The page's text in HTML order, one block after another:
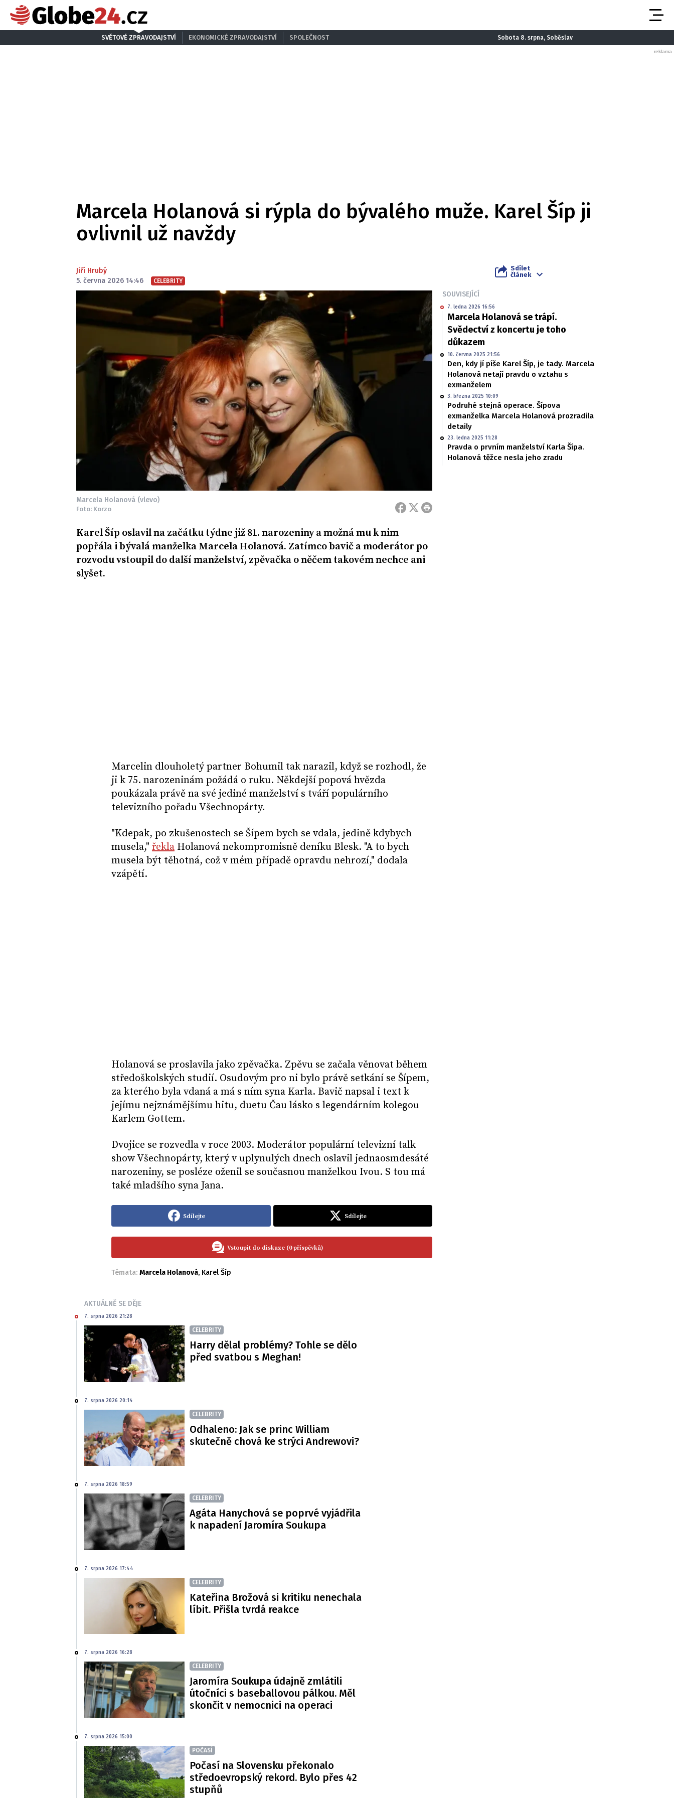
SVĚTOVÉ ZPRAVODAJSTVÍ EKONOMICKÉ ZPRAVODAJSTVÍ SPOLEČNOST Sobota 8. srpna, Soběslav
Marcela Holanová si rýpla do bývalého muže. Karel Šíp ji
ovlivnil už navždy
Jiří Hrubý
5. června 2026 14:46
CELEBRITY
Sdílet
článek
Marcela Holanová (vlevo)
Foto: Korzo
Karel Šíp oslavil na začátku týdne již 81. narozeniny a možná mu k nim
popřála i bývalá manželka Marcela Holanová. Zatímco bavič a moderátor po
rozvodu vstoupil do další manželství, zpěvačka o něčem takovém nechce ani
slyšet.
Marcelin dlouholetý partner Bohumil tak narazil, když se rozhodl, že
ji k 75. narozeninám požádá o ruku. Někdejší popová hvězda
poukázala právě na své jediné manželství s tváří populárního
televizního pořadu Všechnopárty.
"Kdepak, po zkušenostech se Šípem bych se vdala, jedině kdybych
musela," řekla Holanová nekompromisně deníku Blesk. "A to bych
musela být těhotná, což v mém případě opravdu nehrozí," dodala
vzápětí.
Holanová se proslavila jako zpěvačka. Zpěvu se začala věnovat během
středoškolských studií. Osudovým pro ni bylo právě setkání se Šípem,
za kterého byla vdaná a má s ním syna Karla. Bavič napsal i text k
jejímu nejznámějšímu hitu, duetu Čau lásko s legendárním kolegou
Karlem Gottem.
Dvojice se rozvedla v roce 2003. Moderátor populární televizní talk
show Všechnopárty, který v uplynulých dnech oslavil jednaosmdesáté
narozeniny, se posléze oženil se současnou manželkou Ivou. S tou má
také mladšího syna Jana.
Sdílejte Sdílejte
Vstoupit do diskuze (0 příspěvků)
Témata: Marcela Holanová, Karel Šíp
SOUVISEJÍCÍ
7. ledna 2026 16:56
Marcela Holanová se trápí.
Svědectví z koncertu je toho
důkazem
10. června 2025 21:56
Den, kdy jí píše Karel Šíp, je tady. Marcela
Holanová netají pravdu o vztahu s
exmanželem
3. března 2025 10:09
Podruhé stejná operace. Šípova
exmanželka Marcela Holanová prozradila
detaily
23. ledna 2025 11:28
Pravda o prvním manželství Karla Šípa.
Holanová těžce nesla jeho zradu
AKTUÁLNĚ SE DĚJE
7. srpna 2026 21:28
CELEBRITY
Harry dělal problémy? Tohle se dělo
před svatbou s Meghan!
7. srpna 2026 20:14
CELEBRITY
Odhaleno: Jak se princ William
skutečně chová ke strýci Andrewovi?
7. srpna 2026 18:59
CELEBRITY
Agáta Hanychová se poprvé vyjádřila
k napadení Jaromíra Soukupa
7. srpna 2026 17:44
CELEBRITY
Kateřina Brožová si kritiku nenechala
líbit. Přišla tvrdá reakce
7. srpna 2026 16:28
CELEBRITY
Jaromíra Soukupa údajně zmlátili
útočníci s baseballovou pálkou. Měl
skončit v nemocnici na operaci
7. srpna 2026 15:00
POČASÍ
Počasí na Slovensku překonalo
středoevropský rekord. Bylo přes 42
stupňů